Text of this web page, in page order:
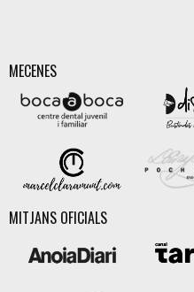
MECENES
MITJANS OFICIALS